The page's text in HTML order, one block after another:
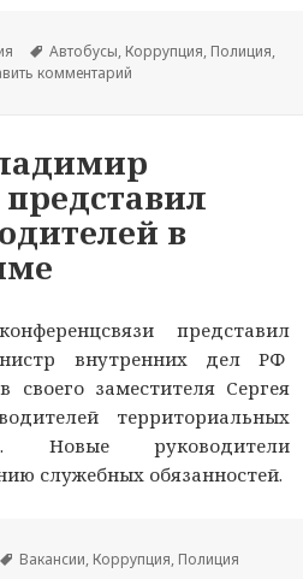
Метки
Автобусы, Коррупция, Полиция,
комментарий
в
представил
внутренних дел РФ
своего заместителя Сергея
территориальных
Новые руководители
служебных обязанностей.
Метки
Вакансии, Коррупция, Полиция